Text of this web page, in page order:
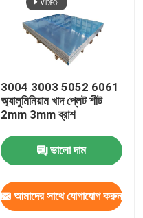
3004 3003 5052 6061
অ্যালুমিনিয়াম খাদ প্লেট শীট
2mm 3mm ব্রাশ
ভালো দাম
আমাদের সাথে যোগাযোগ করুন